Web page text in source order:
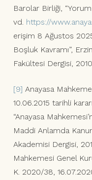
Barolar Birliği,
vd. https://
erişim 8 Ağustos
Boşluk Kavramı”,
Fakültesi Dergisi,
[9] Anayasa
10.06.2015 tarihli
“Anayasa
Maddi Anlamda
Akademisi Dergisi,
Mahkemesi Genel
K. 2020/38,